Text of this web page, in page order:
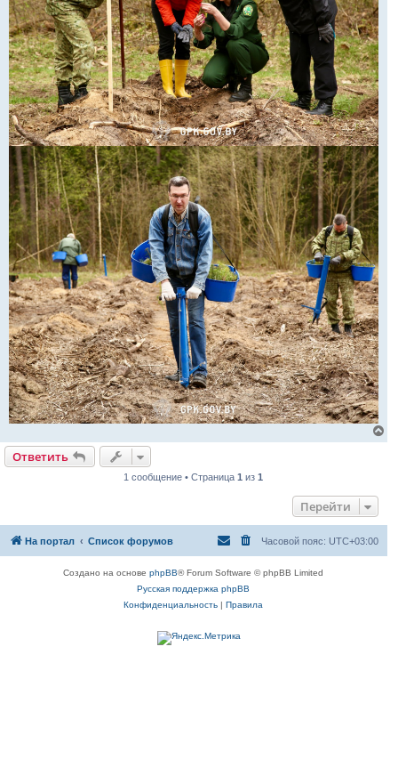
е
н
Ответить
1 сообщение • Страница1 из1
Перейти
На портал Список форумов Часовой пояс: UTC+03:00
Создано на основеphpBB® Forum Software © phpBB Limited
Русская поддержка phpBB
Конфиденциальность |Правила